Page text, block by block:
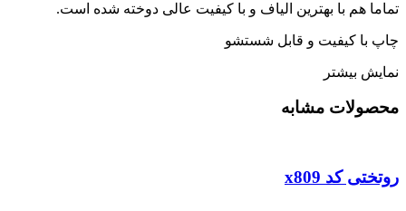
تماما هم با بهترین الیاف و با کیفیت عالی دوخته شده است.
چاپ با کیفیت و قابل شستشو
نمایش بیشتر
محصولات مشابه
روتختی کد x809